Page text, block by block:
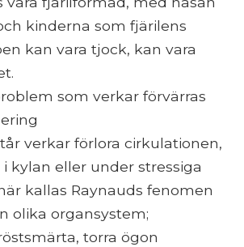
kinderna som fjärilens
kan vara tjock, kan vara
som verkar förvärras
verkar förlora cirkulationen,
kylan eller under stressiga
kallas Raynauds fenomen
olika organsystem;
torra ögon